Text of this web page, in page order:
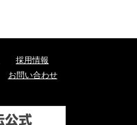
採用情報
お問い合わせ